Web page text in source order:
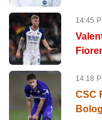
14:45
14:18
CSC